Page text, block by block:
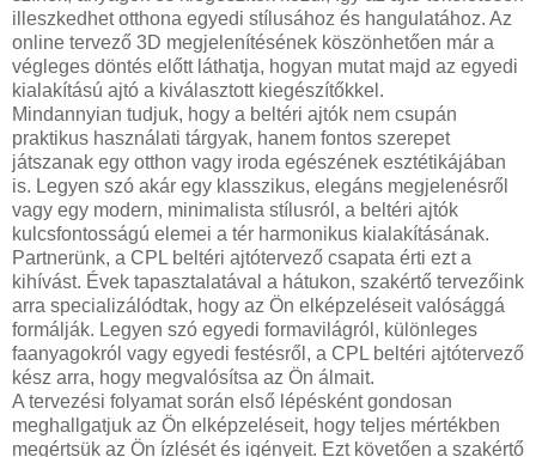
illeszkedhet otthona egyedi stílusához és hangulatához. Az
online tervező 3D megjelenítésének köszönhetően már a
végleges döntés előtt láthatja, hogyan mutat majd az egyedi
kialakítású ajtó a kiválasztott kiegészítőkkel.
Mindannyian tudjuk, hogy a beltéri ajtók nem csupán
praktikus használati tárgyak, hanem fontos szerepet
játszanak egy otthon vagy iroda egészének esztétikájában
is. Legyen szó akár egy klasszikus, elegáns megjelenésről
vagy egy modern, minimalista stílusról, a beltéri ajtók
kulcsfontosságú elemei a tér harmonikus kialakításának.
Partnerünk, a CPL beltéri ajtótervező csapata érti ezt a
kihívást. Évek tapasztalatával a hátukon, szakértő tervezőink
arra specializálódtak, hogy az Ön elképzeléseit valósággá
formálják. Legyen szó egyedi formavilágról, különleges
faanyagokról vagy egyedi festésről, a CPL beltéri ajtótervező
kész arra, hogy megvalósítsa az Ön álmait.
A tervezési folyamat során első lépésként gondosan
meghallgatjuk az Ön elképzeléseit, hogy teljes mértékben
megértsük az Ön ízlését és igényeit. Ezt követően a szakértő